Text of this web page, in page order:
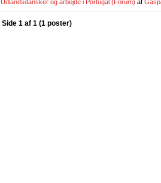
Udlandsdansker og arbejde i Portugal (Forum) af
Side 1 af 1 (1 poster)